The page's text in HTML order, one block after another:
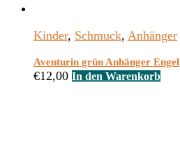
Kinder, Schmuck, Anhänger
Aventurin grün Anhänger Engel
€12,00 In den Warenkorb